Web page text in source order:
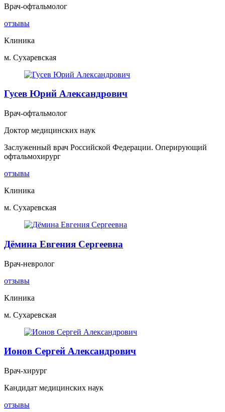
Врач-офтальмолог
отзывы
Клиника
м. Сухаревская
Гусев Юрий Александрович
Врач-офтальмолог
Доктор медицинских наук
Заслуженный врач Российской Федерации. Оперирующий
офтальмохирург
отзывы
Клиника
м. Сухаревская
Дёмина Евгения Сергеевна
Врач-невролог
отзывы
Клиника
м. Сухаревская
Ионов Сергей Александрович
Врач-хирург
Кандидат медицинских наук
отзывы